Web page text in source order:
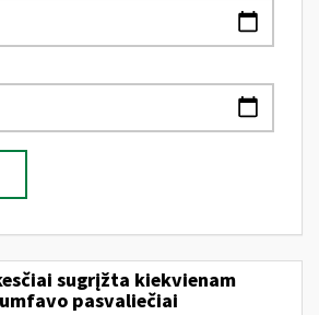
sugrįžta kiekvienam
pasvaliečiai